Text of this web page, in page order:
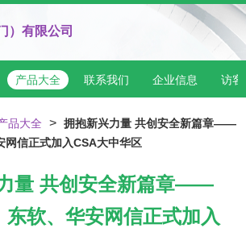
）有限公司
产品大全 联系我们 企业信息 访客
品大全 > 拥抱新兴力量 共创安全新篇章——
网信正式加入CSA大中华区
量 共创安全新篇章——
东软、华安网信正式加入